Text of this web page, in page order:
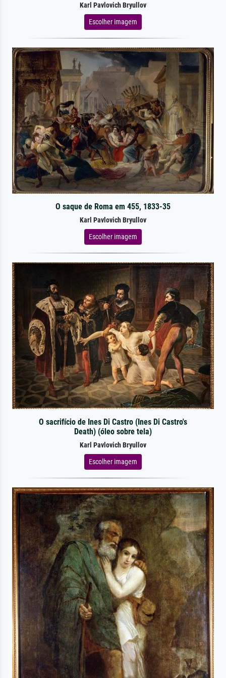
Karl Pavlovich Bryullov
Escolher imagem
O saque de Roma em 455, 1833-35
Karl Pavlovich Bryullov
Escolher imagem
O sacrifício de Ines Di Castro (Ines Di Castro's
Death) (óleo sobre tela)
Karl Pavlovich Bryullov
Escolher imagem